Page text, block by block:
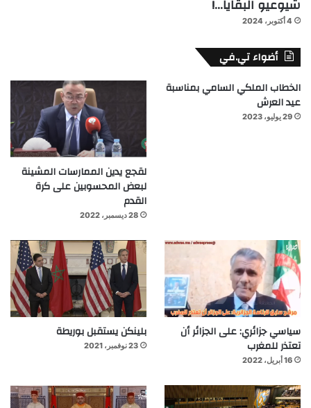
شيوعيو البقايا…!
4 أكتوبر، 2024
أضواء تي.في
الخطاب الملكي السامي بمناسبة
عيد العرش
29 يوليو، 2023
لقجع يدين الممارسات المشينة
لبعض المحسوبين على كرة
القدم
28 ديسمبر، 2022
سياسي جزائري: على الجزائر أن
تعتذر للمغرب
16 أبريل، 2022
بلينكن يستقبل بوريطة
23 نوفمبر، 2021